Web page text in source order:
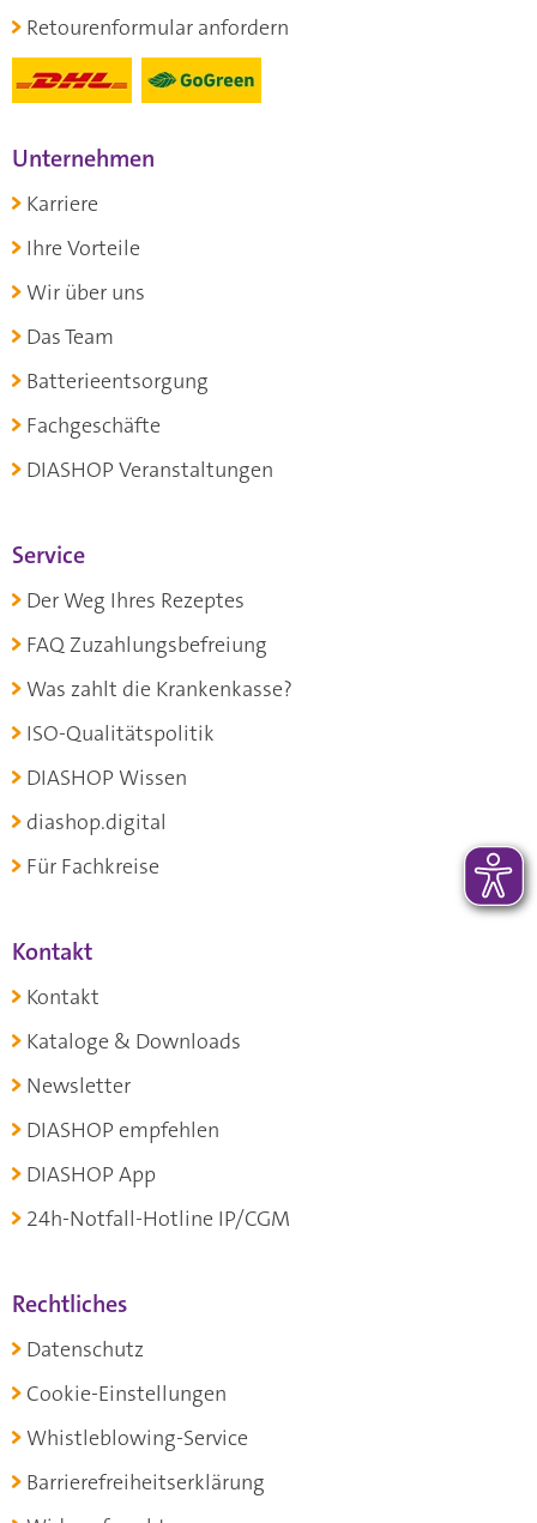
Retourenformular anfordern
Unternehmen
Karriere
Ihre Vorteile
Wir über uns
Das Team
Batterieentsorgung
Fachgeschäfte
DIASHOP Veranstaltungen
Service
Der Weg Ihres Rezeptes
FAQ Zuzahlungsbefreiung
Was zahlt die Krankenkasse?
ISO-Qualitätspolitik
DIASHOP Wissen
diashop.digital
Für Fachkreise
Kontakt
Kontakt
Kataloge & Downloads
Newsletter
DIASHOP empfehlen
DIASHOP App
24h-Notfall-Hotline IP/CGM
Rechtliches
Datenschutz
Cookie-Einstellungen
Whistleblowing-Service
Barrierefreiheitserklärung